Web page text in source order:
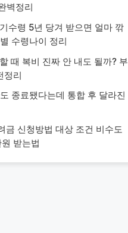
벽정리
수령 5년 당겨 받으면 얼마 깎
수령나이 정리
때 복비 진짜 안 내도 될까? 부
정리
종료됐다는데 통합 후 달라진
금 신청방법 대상 조건 비수도
받는법